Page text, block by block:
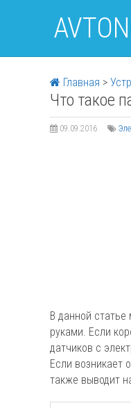
Главная >
Что такое
09.09.2016
В данной
руками. Если
датчиков с
Если возникает
также выводит